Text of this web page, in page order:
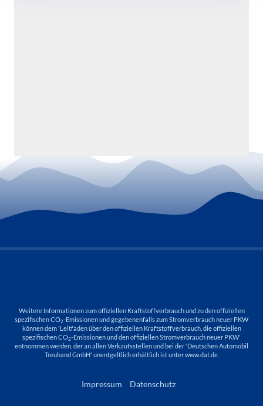
Weitere Informationen zum offiziellen Kraftstoffverbrauch und zu den offiziellen
spezifischen CO2-Emissionen und gegebenenfalls zum Stromverbrauch neuer PKW
können dem 'Leitfaden über den offiziellen Kraftstoffverbrauch, die offiziellen
spezifischen CO2-Emissionen und den offiziellen Stromverbrauch neuer PKW'
entnommen werden, der an allen Verkaufsstellen und bei der 'Deutschen Automobil
Treuhand GmbH' unentgeltlich erhältlich ist unter www.dat.de.
Impressum Datenschutz